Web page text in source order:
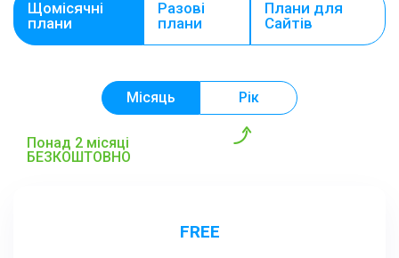
Щомісячні
плани
Разові
плани
Плани для
Сайтiв
Місяць Рік
Понад 2 місяці
БЕЗКОШТОВНО
FREE